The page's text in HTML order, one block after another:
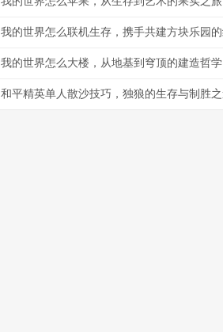
我的世界怎么大楼，从地基到穹顶的建造哲学